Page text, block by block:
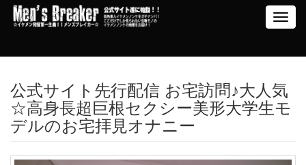
公式サイト先行配信 お宅訪問♪大人気
☆高身長超巨根セクシー美形大学生モ
デルのお宅拝見オナニー